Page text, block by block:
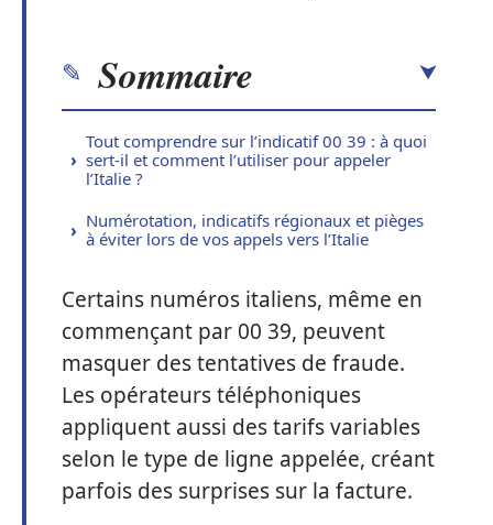
Sommaire
Tout comprendre sur l’indicatif 00 39 : à quoi
sert-il et comment l’utiliser pour appeler
l’Italie ?
Numérotation, indicatifs régionaux et pièges
à éviter lors de vos appels vers l’Italie
Certains numéros italiens, même en
commençant par 00 39, peuvent
masquer des tentatives de fraude.
Les opérateurs téléphoniques
appliquent aussi des tarifs variables
selon le type de ligne appelée, créant
parfois des surprises sur la facture.